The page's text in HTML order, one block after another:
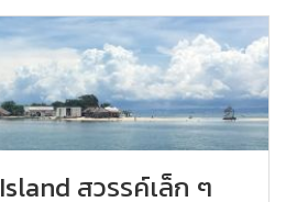
สวรรค์เล็ก ๆ